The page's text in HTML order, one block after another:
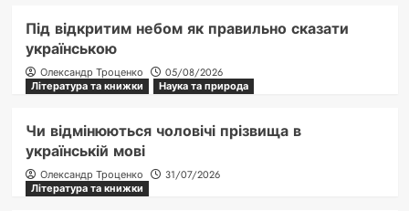
Під відкритим небом як правильно сказати
українською
Олександр Троценко
05/08/2026
Література та книжки
Наука та природа
Чи відмінюються чоловічі прізвища в
українській мові
Олександр Троценко
31/07/2026
Література та книжки